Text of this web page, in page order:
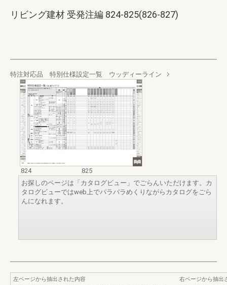
リビング建材 受発注編 824-825(826-827)
特注対応品 特別仕様設定一覧 ウッディーライン
824
825
お探しのページは「カタログビュー」でごらんいただけます。カ
タログビューではweb上でパラパラめくりながらカタログをごら
んになれます。
左ページから抽出された内容
右ページから抽出